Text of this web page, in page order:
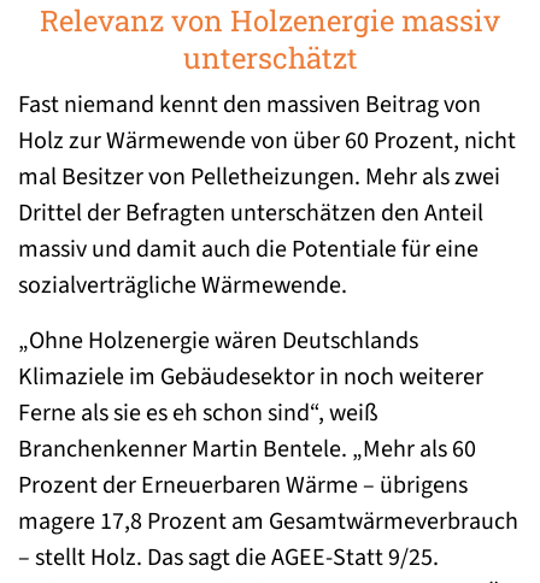
Relevanz von Holzenergie massiv
unterschätzt
Fast niemand kennt den massiven Beitrag von
Holz zur Wärmewende von über 60 Prozent, nicht
mal Besitzer von Pelletheizungen. Mehr als zwei
Drittel der Befragten unterschätzen den Anteil
massiv und damit auch die Potentiale für eine
sozialverträgliche Wärmewende.
„Ohne Holzenergie wären Deutschlands
Klimaziele im Gebäudesektor in noch weiterer
Ferne als sie es eh schon sind“, weiß
Branchenkenner Martin Bentele. „Mehr als 60
Prozent der Erneuerbaren Wärme – übrigens
magere 17,8 Prozent am Gesamtwärmeverbrauch
– stellt Holz. Das sagt die AGEE-Statt 9/25.